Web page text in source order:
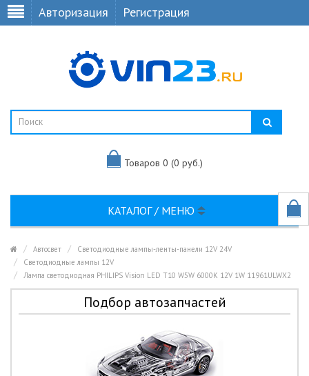
Авторизация Регистрация
Товаров 0 (0 руб.)
КАТАЛОГ / МЕНЮ
Автосвет
Светодиодные лампы-ленты-панели 12V 24V
Светодиодные лампы 12V
Лампа светодиодная PHILIPS Vision LED T10 W5W 6000K 12V 1W 11961ULWX2
Подбор автозапчастей